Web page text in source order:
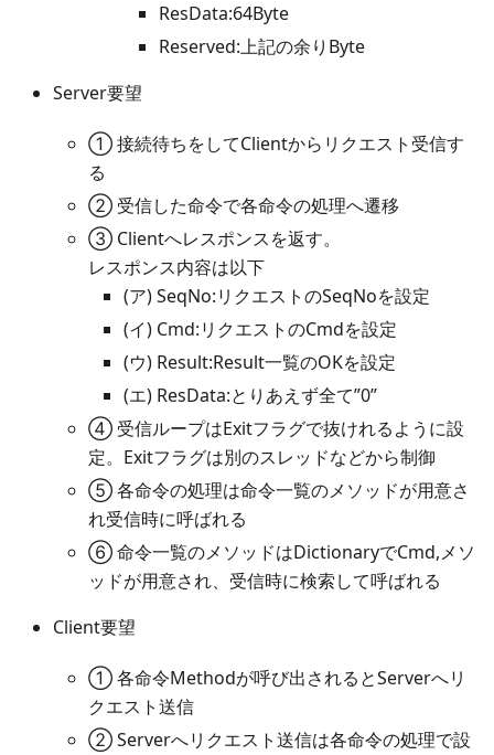
ResData:64Byte
Reserved:上記の余りByte
Server要望
① 接続待ちをしてClientからリクエスト受信す
る
② 受信した命令で各命令の処理へ遷移
③ Clientへレスポンスを返す。
レスポンス内容は以下
(ア) SeqNo:リクエストのSeqNoを設定
(イ) Cmd:リクエストのCmdを設定
(ウ) Result:Result一覧のOKを設定
(エ) ResData:とりあえず全て”0”
④ 受信ループはExitフラグで抜けれるように設
定。Exitフラグは別のスレッドなどから制御
⑤ 各命令の処理は命令一覧のメソッドが用意さ
れ受信時に呼ばれる
⑥ 命令一覧のメソッドはDictionaryでCmd,メソ
ッドが用意され、受信時に検索して呼ばれる
Client要望
① 各命令Methodが呼び出されるとServerへリ
クエスト送信
② Serverへリクエスト送信は各命令の処理で設